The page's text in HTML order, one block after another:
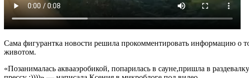
Сама фигурантка новости решила прокомментировать информацию о
животом.
«Позанималась аквааэробикой, попарилась в сауне,пришла в